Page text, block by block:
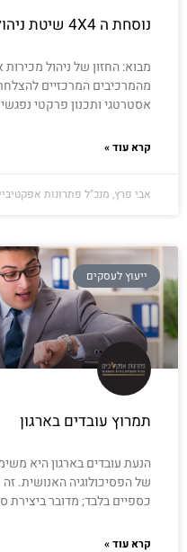
נוסחת ה 4X4 שיטת ניהול מנצחת
מבוא: החזון של ניהול
מהמרכיבים המרכזיים
אסטרטגי ותכנון פרקטי
קרא עוד »
אבי פרץ, מנכ"ל פתרונות
ייעוץ לעסקים
תמרוץ עובדים בארגון
הנעת עובדים בארגון היא
של הפסיכולוגיה האנושית.
כספיים בלבד; מדובר ביצירת
קרא עוד »